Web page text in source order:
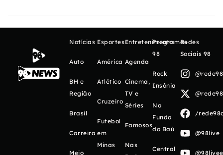
Notícias
Auto
BH e
Região
Brasil
Carreira
Meio
Esportes
América
Atlético
Cruzeiro
Futebol
em
Minas
Entretenimento
Agenda
Cinema,
TV e
Séries
Famosos
Nas
Programas
98
Rock
Insônia
No
Fundo
do Baú
Central
Redes
Sociais 98
/
@98live